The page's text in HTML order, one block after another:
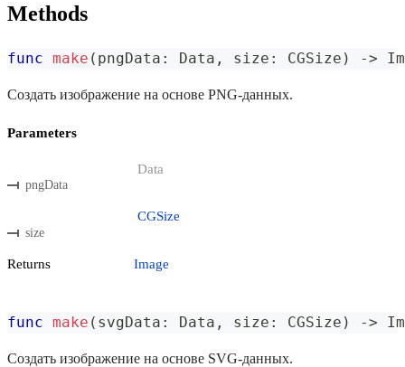
Methods
func make ( pngData : Data , size : CGSize ) ->
Создать изображение на основе PNG-данных.
Parameters
pngData
Data
size
CGSize
Returns Image
func make ( svgData : Data , size : CGSize ) ->
Создать изображение на основе SVG-данных.